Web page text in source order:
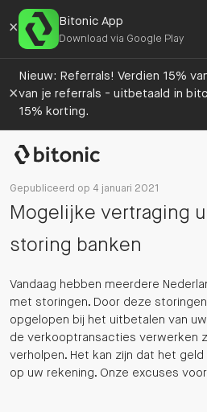
× Bitonic App
Download via Google Play
×
Nieuw: Referrals! Verdien 15%
van je referrals - uitbetaald in
15% korting.
Gepubliceerd op 4 januari 2021
Mogelijke vertraging
storing banken
Vandaag hebben meerdere
met storingen. Door deze
opgelopen bij het uitbetalen van
de verkooptransacties verwerken
verholpen. Het kan zijn dat het
op uw rekening. Onze excuses